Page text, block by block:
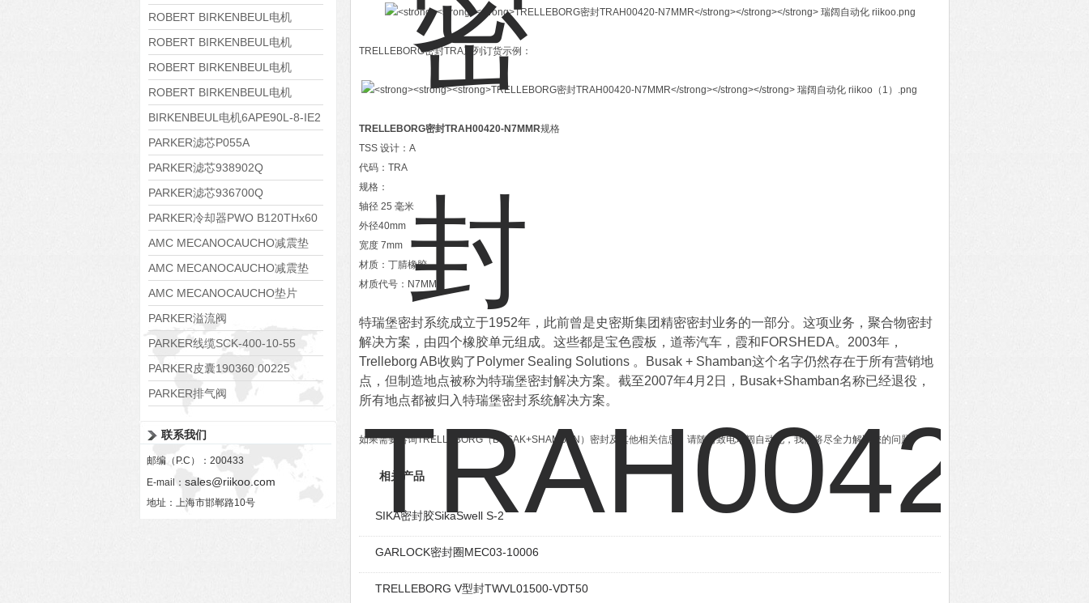
8APE160L-4-IE3
ROBERT BIRKENBEUL电机
8APE112M-6K-IE3
ROBERT BIRKENBEUL电机
8APE100L-2 IE3
ROBERT BIRKENBEUL电机
8APE90S-4 IE3
ROBERT BIRKENBEUL电机
8APE80M-2K-IE3
BIRKENBEUL电机6APE90L-8-IE2
PARKER滤芯P055A
PARKER滤芯938902Q
PARKER滤芯936700Q
PARKER冷却器PWO B120THx60
AMC MECANOCAUCHO减震垫
138552
AMC MECANOCAUCHO减震垫
138551
AMC MECANOCAUCHO垫片
608074
PARKER溢流阀
RE06M35W2N1KWXG087
PARKER线缆SCK-400-10-55
PARKER皮囊190360 00225
PARKER排气阀
联系我们
邮编（P.C）：200433
E-mail： sales@riikoo.com
地址：上海市邯郸路10号
TRELLEBORG密封TRA系列订货示例：
TRELLEBORG密封TRAH00420-N7MMR规格
TSS 设计：A
代码：TRA
规格：
轴径 25 毫米
外径40mm
宽度 7mm
材质：丁腈橡胶
材质代号：N7MM
特瑞堡密封系统成立于1952年，此前曾是史密斯集团精密密封业务的一部分。这项业务，聚合物密封
解决方案，由四个橡胶单元组成。这些都是宝色霞板，道蒂汽车，霞和FORSHEDA。2003年，
Trelleborg AB收购了Polymer Sealing Solutions 。Busak + Shamban这个名字仍然存在于所有营销地
点，但制造地点被称为特瑞堡密封解决方案。截至2007年4月2日，Busak+Shamban名称已经退役，
所有地点都被归入特瑞堡密封系统解决方案。
如果需要咨询TRELLEBORG（BUSAK+SHAMBAN）密封及其他相关信息，请随时致电瑞阔自动化，我们将尽全力解决您的问题。
相关产品
SIKA密封胶SikaSwell S-2
GARLOCK密封圈MEC03-10006
TRELLEBORG V型封TWVL01500-VDT50